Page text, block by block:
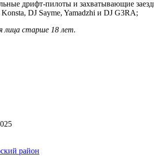
дрифт-пилоты и захватывающие
DJ Sayme, Yamadzhi и DJ G3RA;
лица старше 18 лет.
район